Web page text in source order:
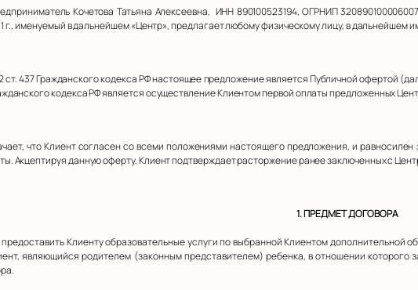
Кочетова Татьяна Алексеевна, ИНН 890100523194, ОГРНИП
г., именуемый в дальнейшем «Центр», предлагает любому физическому лицу, в дальнейшем
ст. 437 Гражданского кодекса РФ настоящее предложение является Публичной офертой
кодекса РФ является осуществление Клиентом первой оплаты предложенных
что Клиент согласен со всеми положениями настоящего предложения, и
Акцептируя данную оферту, Клиент подтверждает расторжение ранее заключенных с
1. ПРЕДМЕТ ДОГОВОРА
предоставить Клиенту образовательные услуги по выбранной Клиентом
являющийся родителем (законным представителем) ребенка, в отношении которого